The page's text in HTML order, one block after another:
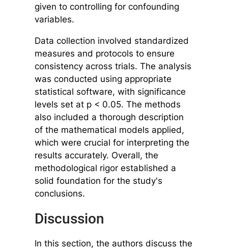
given to controlling for confounding
variables.
Data collection involved standardized
measures and protocols to ensure
consistency across trials. The analysis
was conducted using appropriate
statistical software, with significance
levels set at p < 0.05. The methods
also included a thorough description
of the mathematical models applied,
which were crucial for interpreting the
results accurately. Overall, the
methodological rigor established a
solid foundation for the study's
conclusions.
Discussion
In this section, the authors discuss the